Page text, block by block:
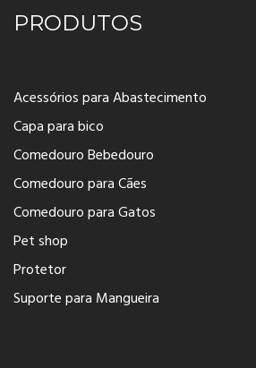
PRODUTOS
Acessórios para Abastecimento
Capa para bico
Comedouro Bebedouro
Comedouro para Cães
Comedouro para Gatos
Pet shop
Protetor
Suporte para Mangueira